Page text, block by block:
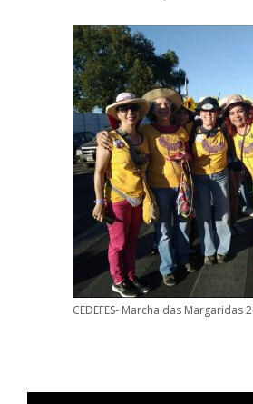
CEDEFES- Marcha das Margaridas